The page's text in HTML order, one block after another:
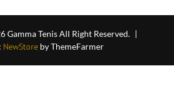
Gamma Tenis All Right Reserved. |
NewStore by ThemeFarmer